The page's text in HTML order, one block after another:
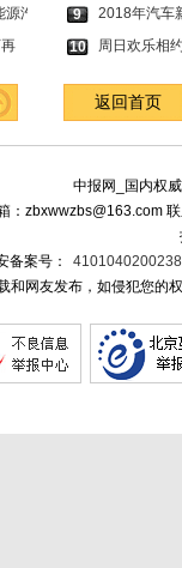
汽
9
2018年汽车
10
周日欢乐相
返回首页
中报网_国内权
：zbxwwzbs@163.com
备案号：
和网友发布，如侵犯您的